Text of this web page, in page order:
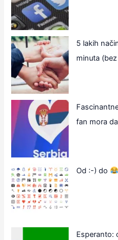
5 lakih
minuta
fan mora
Od :-) do
Esperanto: